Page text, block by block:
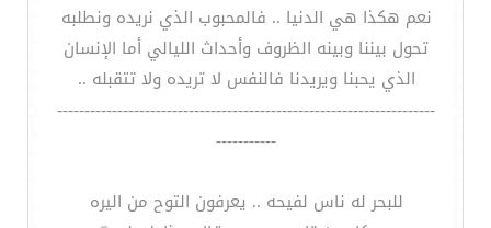
نعم هكذا هي الدنيا .. فالمحبوب الذي نريده ونطلبه
تحول بيننا وبينه الظروف وأحداث الليالي أما الإنسان
الذي يحبنا ويريدنا فالنفس لا تريده ولا تتقبله ..
---------------------------------------------------------------------
-----------
للبحر له ناس لفيحه .. يعرفون التوح من اليره